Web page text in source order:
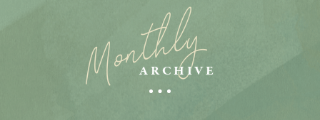
Monthly
ARCHIVE